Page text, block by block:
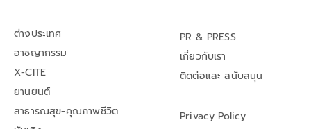
ต่างประเทศ
อาชญากรรม
X-CITE
ยานยนต์
สาธารณสุข-คุณภาพชีวิต
PR & PRESS
เกี่ยวกับเรา
ติดต่อและ สนับสนุน
Privacy Policy